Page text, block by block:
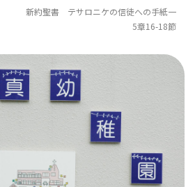
新約聖書 テサロニケの信徒への手紙一
5章16-18節